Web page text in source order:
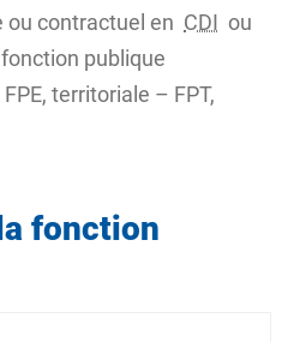
contractuel en CDI ou
publique
territoriale – FPT,
fonction